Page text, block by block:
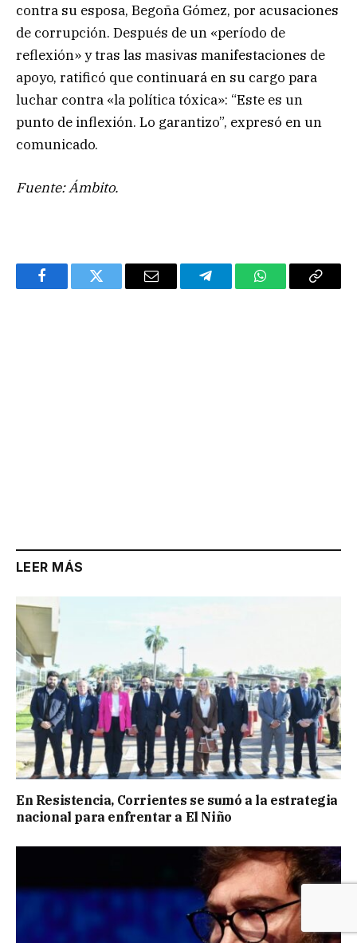
contra su esposa, Begoña Gómez, por acusaciones
de corrupción. Después de un «período de
reflexión» y tras las masivas manifestaciones de
apoyo, ratificó que continuará en su cargo para
luchar contra «la política tóxica»: “Este es un
punto de inflexión. Lo garantizo”, expresó en un
comunicado.
Fuente: Ámbito.
FacebookTwitter Email TelegramWhatsAppCopy
LEER MÁS
En Resistencia, Corrientes se sumó a la estrategia
nacional para enfrentar a El Niño